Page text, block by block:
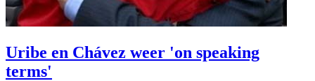
Uribe en Chávez weer 'on speaking
terms'